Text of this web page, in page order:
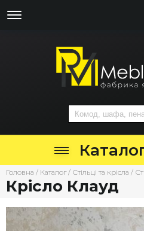
Головна / Каталог / Стільці та крісла /
Крісло Клауд